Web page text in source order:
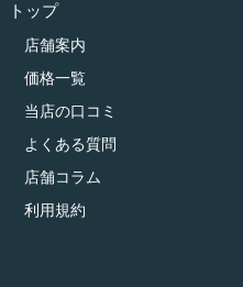
トップ
店舗案内
価格一覧
当店の口コミ
よくある質問
店舗コラム
利用規約